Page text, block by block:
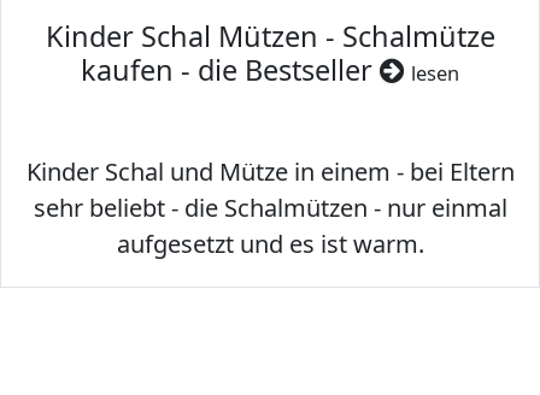
Kinder Schal Mützen - Schalmütze
kaufen - die Bestseller
lesen
Kinder Schal und Mütze in einem - bei Eltern
sehr beliebt - die Schalmützen - nur einmal
aufgesetzt und es ist warm.